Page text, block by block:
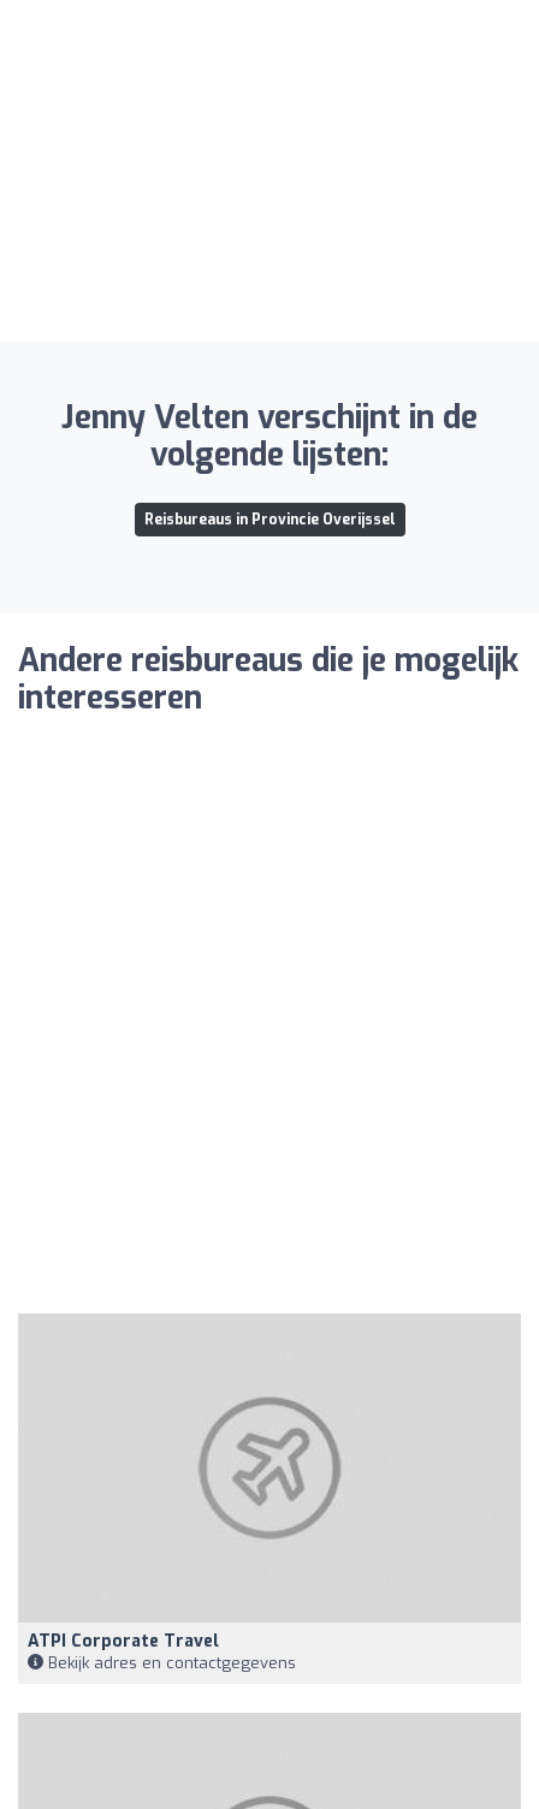
Jenny Velten verschijnt in de
volgende lijsten:
Reisbureaus in Provincie Overijssel
Andere reisbureaus die je mogelijk
interesseren
ATPI Corporate Travel
Bekijk adres en contactgegevens